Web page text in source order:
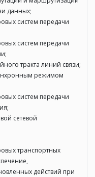
данных;
систем передачи
систем передачи
тракта линий связи;
режимом
систем передачи
сетевой
транспортных
действий при